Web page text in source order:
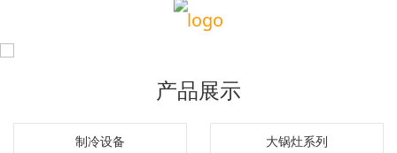
产品展示
制冷设备 大锅灶系列